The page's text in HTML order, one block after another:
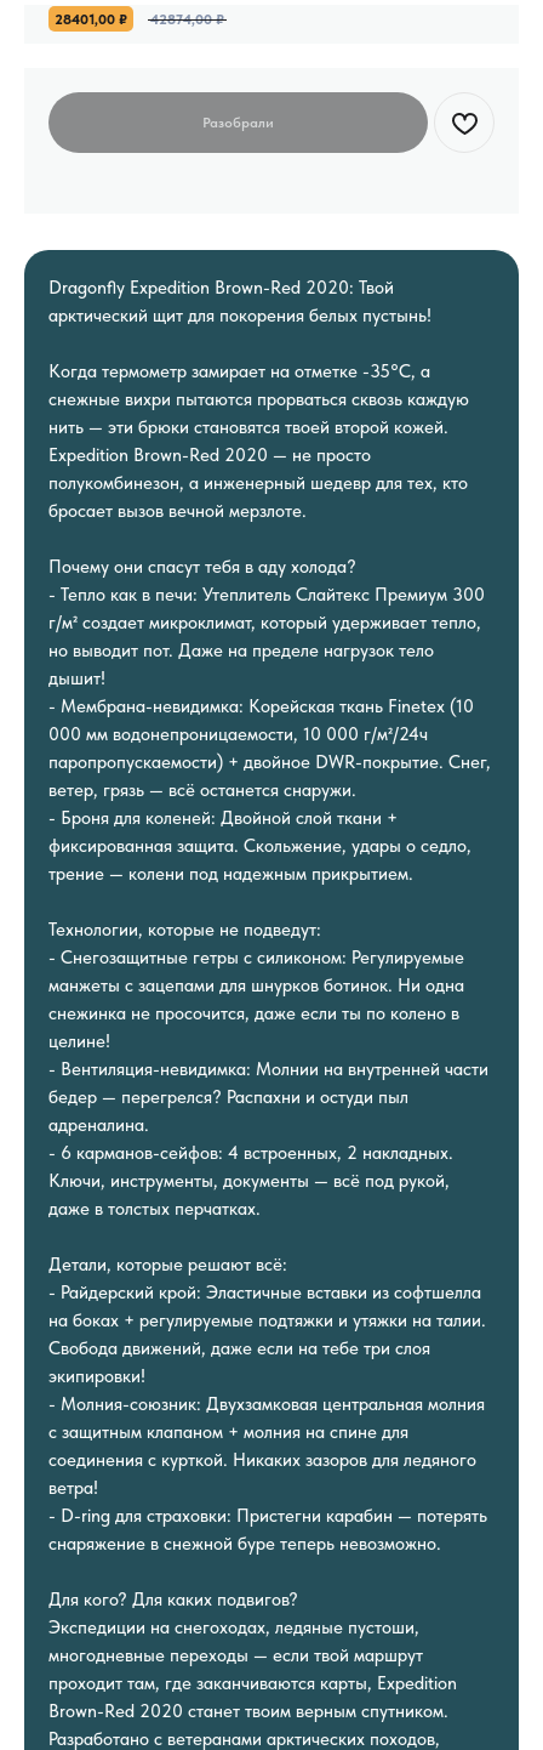
28401,00 ₽ 42874,00 ₽
Dragonfly Expedition Brown-Red 2020: Твой
арктический щит для покорения белых пустынь!
Когда термометр замирает на отметке -35°C, а
снежные вихри пытаются прорваться сквозь каждую
нить — эти брюки становятся твоей второй кожей.
Expedition Brown-Red 2020 — не просто
полукомбинезон, а инженерный шедевр для тех, кто
бросает вызов вечной мерзлоте.
Почему они спасут тебя в аду холода?
- Тепло как в печи: Утеплитель Слайтекс Премиум 300
г/м² создает микроклимат, который удерживает тепло,
но выводит пот. Даже на пределе нагрузок тело
дышит!
- Мембрана-невидимка: Корейская ткань Finetex (10
000 мм водонепроницаемости, 10 000 г/м²/24ч
паропропускаемости) + двойное DWR-покрытие. Снег,
ветер, грязь — всё останется снаружи.
- Броня для коленей: Двойной слой ткани +
фиксированная защита. Скольжение, удары о седло,
трение — колени под надежным прикрытием.
Технологии, которые не подведут:
- Снегозащитные гетры с силиконом: Регулируемые
манжеты с зацепами для шнурков ботинок. Ни одна
снежинка не просочится, даже если ты по колено в
целине!
- Вентиляция-невидимка: Молнии на внутренней части
бедер — перегрелся? Распахни и остуди пыл
адреналина.
- 6 карманов-сейфов: 4 встроенных, 2 накладных.
Ключи, инструменты, документы — всё под рукой,
даже в толстых перчатках.
Детали, которые решают всё:
- Райдерский крой: Эластичные вставки из софтшелла
на боках + регулируемые подтяжки и утяжки на талии.
Свобода движений, даже если на тебе три слоя
экипировки!
- Молния-союзник: Двухзамковая центральная молния
с защитным клапаном + молния на спине для
соединения с курткой. Никаких зазоров для ледяного
ветра!
- D-ring для страховки: Пристегни карабин — потерять
снаряжение в снежной буре теперь невозможно.
Для кого? Для каких подвигов?
Экспедиции на снегоходах, ледяные пустоши,
многодневные переходы — если твой маршрут
проходит там, где заканчиваются карты, Expedition
Brown-Red 2020 станет твоим верным спутником.
Разработано с ветеранами арктических походов,